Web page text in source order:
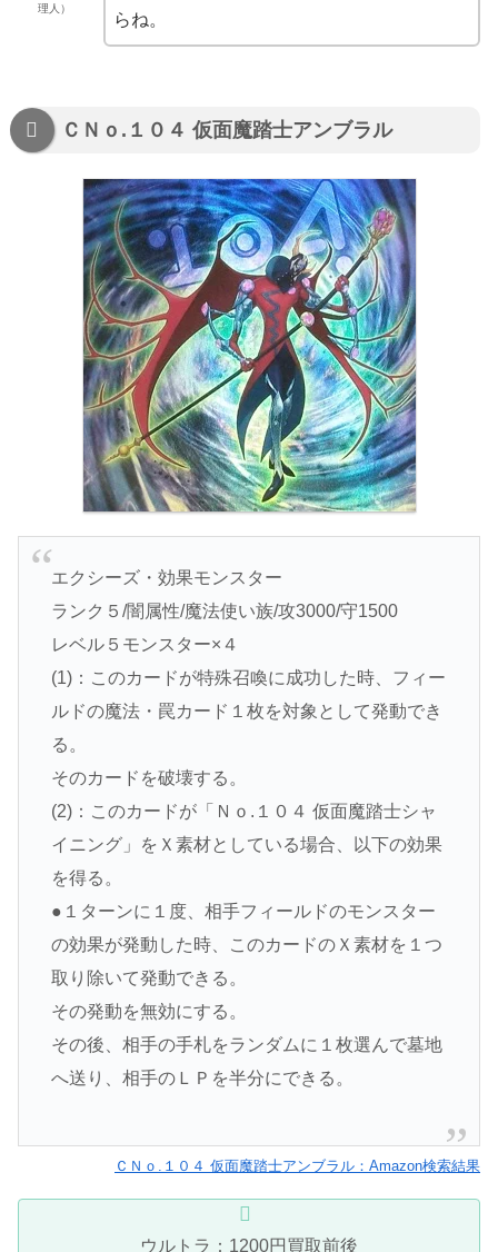
理人）
らね。
ＣＮｏ.１０４ 仮面魔踏士アンブラル
エクシーズ・効果モンスター
ランク５/闇属性/魔法使い族/攻3000/守1500
レベル５モンスター×４
(1)：このカードが特殊召喚に成功した時、フィー
ルドの魔法・罠カード１枚を対象として発動でき
る。
そのカードを破壊する。
(2)：このカードが「Ｎｏ.１０４ 仮面魔踏士シャ
イニング」をＸ素材としている場合、以下の効果
を得る。
●１ターンに１度、相手フィールドのモンスター
の効果が発動した時、このカードのＸ素材を１つ
取り除いて発動できる。
その発動を無効にする。
その後、相手の手札をランダムに１枚選んで墓地
へ送り、相手のＬＰを半分にできる。
ＣＮｏ.１０４ 仮面魔踏士アンブラル：Amazon検索結果
ウルトラ：1200円買取前後